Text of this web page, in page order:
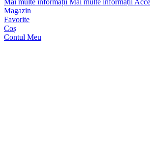
Mai multe informații Mai multe informații
Magazin
Favorite
Coș
Contul Meu